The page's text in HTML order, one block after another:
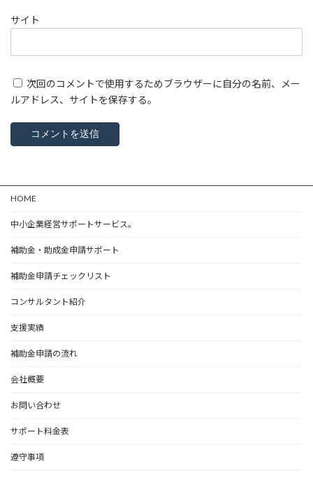
サイト
次回のコメントで使用するためブラウザーに自分の名前、メー
ルアドレス、サイトを保存する。
HOME
中小企業経営サポートサービス。
補助金・助成金申請サポート
補助金申請チェックリスト
コンサルタント紹介
支援実績
補助金申請の流れ
会社概要
お問い合わせ
サポート料金表
遵守事項